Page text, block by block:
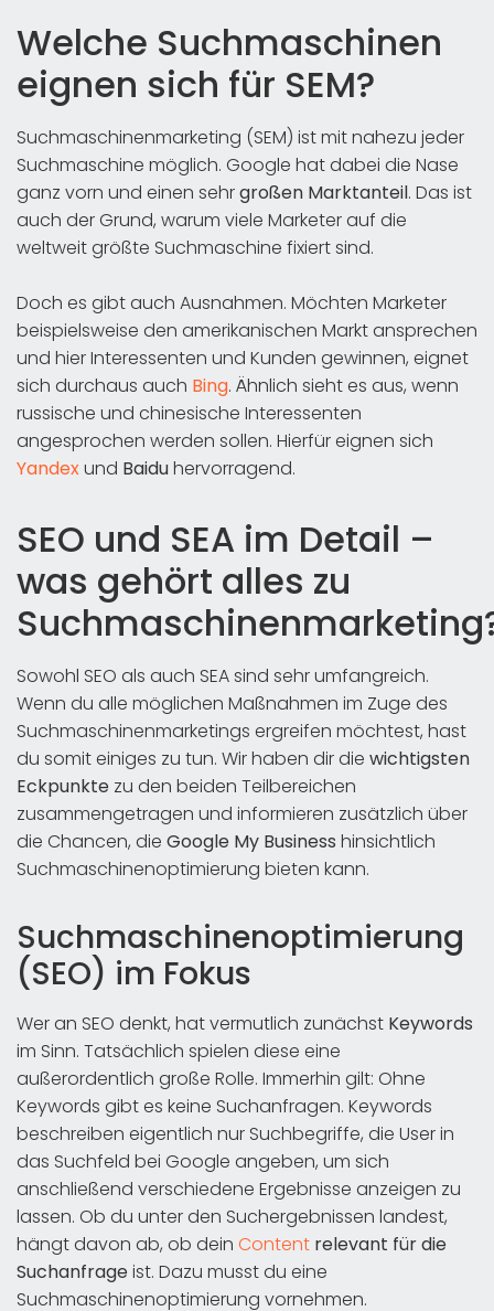
Welche Suchmaschinen
eignen sich für SEM?
Suchmaschinenmarketing (SEM) ist mit nahezu jeder
Suchmaschine möglich. Google hat dabei die Nase
ganz vorn und einen sehrgroßen Marktanteil. Das ist
auch der Grund, warum viele Marketer auf die
weltweit größte Suchmaschine fixiert sind.
Doch es gibt auch Ausnahmen. Möchten Marketer
beispielsweise den amerikanischen Markt ansprechen
und hier Interessenten und Kunden gewinnen, eignet
sich durchaus auch Bing. Ähnlich sieht es aus, wenn
russische und chinesische Interessenten
angesprochen werden sollen. Hierfür eignen sich
Yandexund Baiduhervorragend.
SEO und SEA im Detail –
was gehört alles zu
Sowohl SEO als auch SEA sind sehr umfangreich.
Wenn du alle möglichen Maßnahmen im Zuge des
Suchmaschinenmarketings ergreifen möchtest, hast
du somit einiges zu tun. Wir haben dir die wichtigsten
Eckpunkte zu den beiden Teilbereichen
zusammengetragen und informieren zusätzlich über
die Chancen, die Google My Business hinsichtlich
Suchmaschinenoptimierung bieten kann.
Suchmaschinenoptimierung
(SEO) im Fokus
Wer an SEO denkt, hat vermutlich zunächst Keywords
im Sinn. Tatsächlich spielen diese eine
außerordentlich große Rolle. Immerhin gilt: Ohne
Keywords gibt es keine Suchanfragen. Keywords
beschreiben eigentlich nur Suchbegriffe, die User in
das Suchfeld bei Google angeben, um sich
anschließend verschiedene Ergebnisse anzeigen zu
lassen. Ob du unter den Suchergebnissen landest,
hängt davon ab, ob dein Content relevant für die
Suchanfrageist. Dazu musst du eine
Suchmaschinenoptimierung vornehmen.